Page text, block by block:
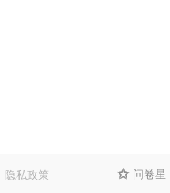
隐私政策  问卷星